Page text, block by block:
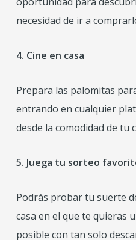
necesidad de ir a
4. Cine en casa
Prepara las palomitas
entrando en cualquier
desde la comodidad de tu
5. Juega tu sorteo
Podrás probar tu suerte
casa en el que te quieras
posible con tan solo